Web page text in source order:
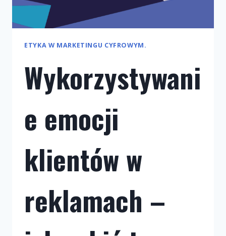
ETYKA W MARKETINGU CYFROWYM.
Wykorzystywani
e emocji
klientów w
reklamach –